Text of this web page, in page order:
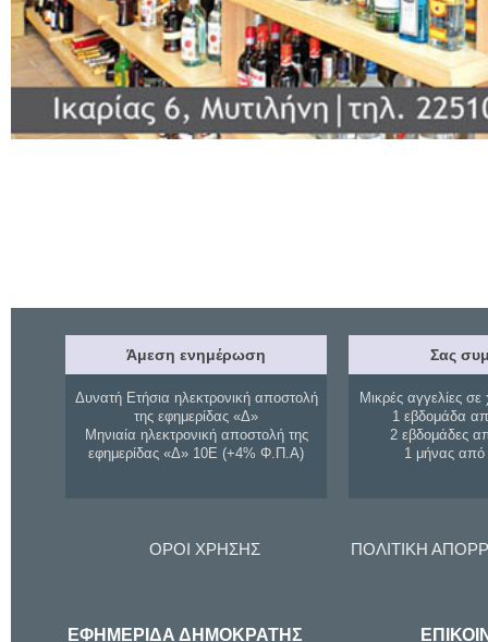
Άμεση ενημέρωση
Δυνατή Ετήσια ηλεκτρονική αποστολή
της εφημερίδας «Δ»
Μηνιαία ηλεκτρονική αποστολή της
εφημερίδας «Δ» 10Ε (+4% Φ.Π.Α)
Σας
Μικρές αγγελίες σε
1 εβδομάδα
2 εβδομάδες
1 μήνας
ΟΡΟΙ ΧΡΗΣΗΣ ΠΟΛΙΤΙΚΗ
ΕΦΗΜΕΡΙΔΑ ΔΗΜΟΚΡΑΤΗΣ